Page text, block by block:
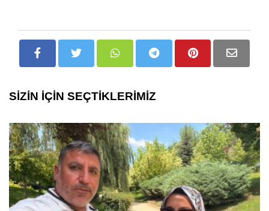
SİZİN İÇİN SEÇTİKLERİMİZ